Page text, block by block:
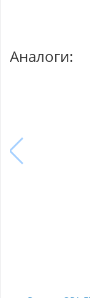
Аналоги: